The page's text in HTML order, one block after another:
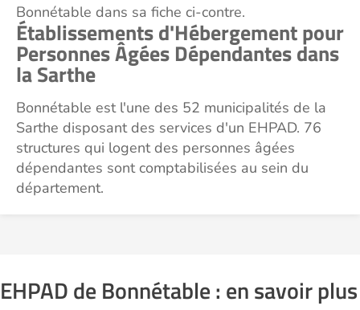
Bonnétable dans sa fiche ci-contre.
Établissements d'Hébergement pour
Personnes Âgées Dépendantes dans
la Sarthe
Bonnétable est l'une des 52 municipalités de la
Sarthe disposant des services d'un EHPAD. 76
structures qui logent des personnes âgées
dépendantes sont comptabilisées au sein du
département.
EHPAD de Bonnétable : en savoir plus